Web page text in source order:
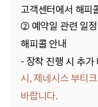
고객센터에서 해피
② 예약일 관련 일정
해피콜 안내
- 장착 진행 시 추가
시, 제네시스 부티
바랍니다.